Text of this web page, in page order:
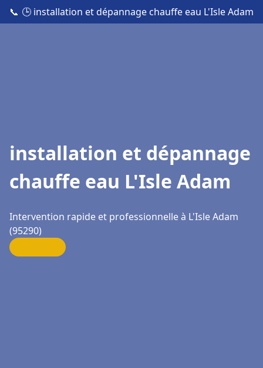
📞 🕒 installation et dépannage chauffe eau L'Isle Adam
installation et dépannage
chauffe eau L'Isle Adam
Intervention rapide et professionnelle à L'Isle Adam
(95290)